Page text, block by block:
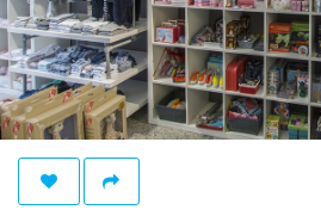
Studentenroutes
New in town? Check FAQ!
WONEN
Woonruimte
Inschrijven gemeente